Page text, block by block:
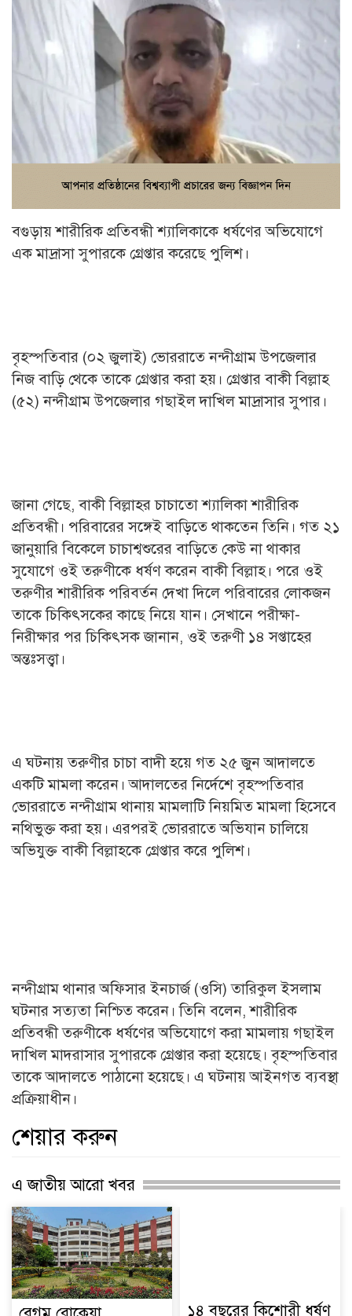
বগুড়ায় শারীরিক প্রতিবন্ধী শ্যালিকাকে ধর্ষণের অভিযোগে
এক মাদ্রাসা সুপারকে গ্রেপ্তার করেছে পুলিশ।
বৃহস্পতিবার (০২ জুলাই) ভোররাতে নন্দীগ্রাম উপজেলার
নিজ বাড়ি থেকে তাকে গ্রেপ্তার করা হয়। গ্রেপ্তার বাকী বিল্লাহ
(৫২) নন্দীগ্রাম উপজেলার গছাইল দাখিল মাদ্রাসার সুপার।
জানা গেছে, বাকী বিল্লাহর চাচাতো শ্যালিকা শারীরিক
প্রতিবন্ধী। পরিবারের সঙ্গেই বাড়িতে থাকতেন তিনি। গত ২১
জানুয়ারি বিকেলে চাচাশ্বশুরের বাড়িতে কেউ না থাকার
সুযোগে ওই তরুণীকে ধর্ষণ করেন বাকী বিল্লাহ। পরে ওই
তরুণীর শারীরিক পরিবর্তন দেখা দিলে পরিবারের লোকজন
তাকে চিকিৎসকের কাছে নিয়ে যান। সেখানে পরীক্ষা-
নিরীক্ষার পর চিকিৎসক জানান, ওই তরুণী ১৪ সপ্তাহের
অন্তঃসত্ত্বা।
এ ঘটনায় তরুণীর চাচা বাদী হয়ে গত ২৫ জুন আদালতে
একটি মামলা করেন। আদালতের নির্দেশে বৃহস্পতিবার
ভোররাতে নন্দীগ্রাম থানায় মামলাটি নিয়মিত মামলা হিসেবে
নথিভুক্ত করা হয়। এরপরই ভোররাতে অভিযান চালিয়ে
অভিযুক্ত বাকী বিল্লাহকে গ্রেপ্তার করে পুলিশ।
নন্দীগ্রাম থানার অফিসার ইনচার্জ (ওসি) তারিকুল ইসলাম
ঘটনার সত্যতা নিশ্চিত করেন। তিনি বলেন, শারীরিক
প্রতিবন্ধী তরুণীকে ধর্ষণের অভিযোগে করা মামলায় গছাইল
দাখিল মাদরাসার সুপারকে গ্রেপ্তার করা হয়েছে। বৃহস্পতিবার
তাকে আদালতে পাঠানো হয়েছে। এ ঘটনায় আইনগত ব্যবস্থা
প্রক্রিয়াধীন।
শেয়ার করুন
এ জাতীয় আরো খবর
১৪ বছরের কিশোরী ধর্ষণ